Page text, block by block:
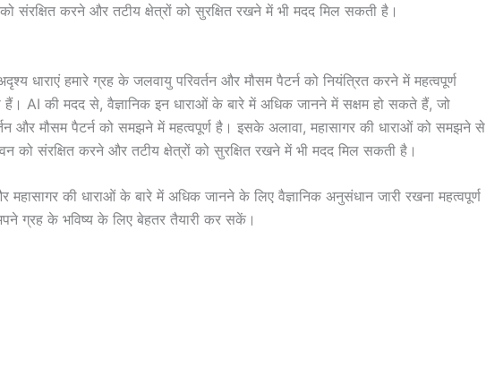
संरक्षित करने और तटीय क्षेत्रों को सुरक्षित रखने में भी मदद मिल सकती है।
धाराएं हमारे ग्रह के जलवायु परिवर्तन और मौसम पैटर्न को नियंत्रित करने में महत्वपूर्ण
हैं। AI की मदद से, वैज्ञानिक इन धाराओं के बारे में अधिक जानने में सक्षम हो सकते हैं, जो
और मौसम पैटर्न को समझने में महत्वपूर्ण है। इसके अलावा, महासागर की धाराओं को समझने से
को संरक्षित करने और तटीय क्षेत्रों को सुरक्षित रखने में भी मदद मिल सकती है।
महासागर की धाराओं के बारे में अधिक जानने के लिए वैज्ञानिक अनुसंधान जारी रखना महत्वपूर्ण
ग्रह के भविष्य के लिए बेहतर तैयारी कर सकें।